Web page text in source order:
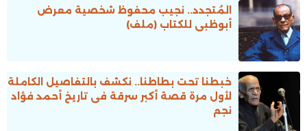
المُتجدد.. نجيب محفوظ شخصية معرض
أبوظبى للكتاب (ملف)
خبطنا تحت بطاطنا.. نكشف بالتفاصيل الكاملة
لأول مرة قصة أكبر سرقة فى تاريخ أحمد فؤاد
نجم